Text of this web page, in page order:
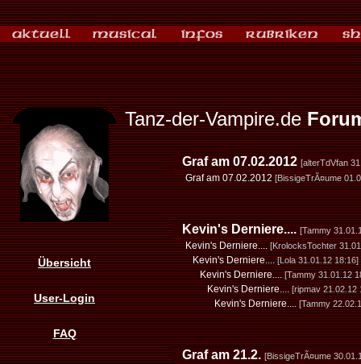
Übersicht
User-Login
FAQ
Tanz-der-Vampire.de
Graf am 07.02.2012 [alterTdVfan
Graf am 07.02.2012 [BissigeTrÃ¤ume
Kevin's Derniere.... [Tammy
Kevin's Derniere.... [KrolocksTochter
Kevin's Derniere.... [Lola 31.01.12 18:16]
Kevin's Derniere.... [Tammy 31.01.12
Kevin's Derniere.... [ripmav 21.02.12
Kevin's Derniere.... [Tammy
Graf am 21.2. [BissigeTrÃ¤ume